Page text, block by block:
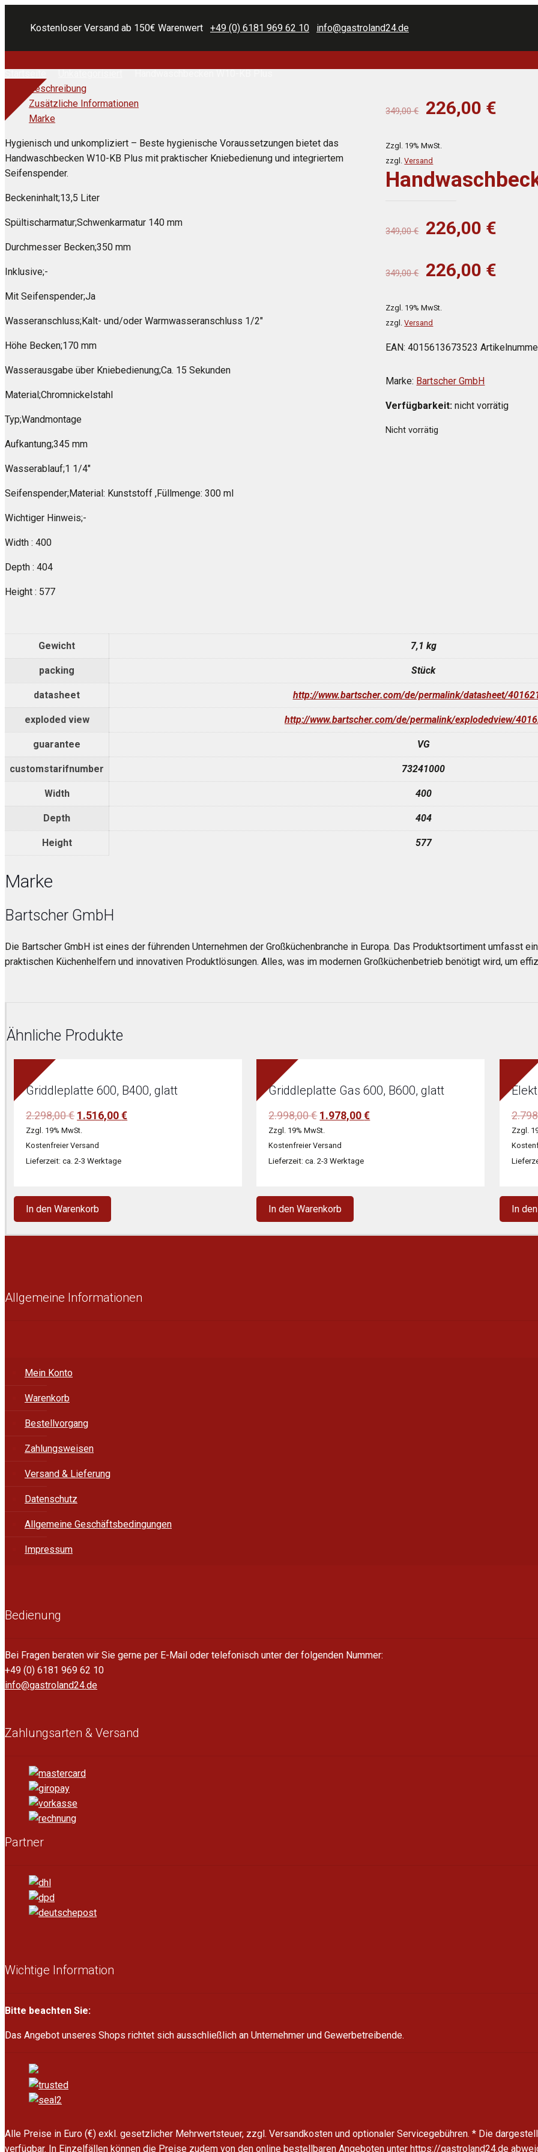
Kostenloser Versand ab 150€ Warenwert +49 (0) 6181 969 62 10 info@gastroland24.de
349,00€
Ursprünglicher
war:
349,00 €
226,00 €
Zzgl. 19% MwSt.
zzgl.Versand
349,00€
Ursprünglicher
war:
349,00 €
226,00 €
349,00€
Ursprünglicher
war:
349,00 €
226,00 €
Zzgl. 19% MwSt.
zzgl.Versand
EAN:4015613673523
Marke: Bartscher GmbH
Verfügbarkeit: nicht vorrätig
Nicht vorrätig
Beschreibung
Zusätzliche Informationen
Marke
Hygienisch und unkompliziert – Beste hygienische Voraussetzungen bietet das
Handwaschbecken W10-KB Plus mit praktischer Kniebedienung und integriertem
Seifenspender.
Beckeninhalt;13,5 Liter
Spültischarmatur;Schwenkarmatur 140 mm
Durchmesser Becken;350 mm
Inklusive;-
Mit Seifenspender;Ja
Wasseranschluss;Kalt- und/oder Warmwasseranschluss 1/2″
Höhe Becken;170 mm
Wasserausgabe über Kniebedienung;Ca. 15 Sekunden
Material;Chromnickelstahl
Typ;Wandmontage
Aufkantung;345 mm
Wasserablauf;1 1/4″
Seifenspender;Material: Kunststoff ,Füllmenge: 300 ml
Wichtiger Hinweis;-
Width : 400
Depth : 404
Height : 577
Gewicht 7,1 kg
packing Stück
datasheet http://www.bartscher.com/de/permalink/datasheet/
exploded view http://www.bartscher.com/de/permalink/explodedview/
guarantee VG
customstarifnumber 73241000
Width 400
Depth 404
Height 577
Marke
Bartscher GmbH
Die Bartscher GmbH ist eines der führenden Unternehmen der Großküchenbranche in Europa. Das Produktsortiment umfasst
praktischen Küchenhelfern und innovativen Produktlösungen. Alles, was im modernen Großküchenbetrieb benötigt wird, um
Ähnliche Produkte
Griddleplatte 600, B400, glatt
2.298,00€ Ursprünglicher
Preis
war:
2.298,00 €
1.516,00€Aktueller
Zzgl. 19% MwSt.
Kostenfreier Versand
Lieferzeit: ca. 2-3 Werktage
In den Warenkorb
Griddleplatte Gas 600, B600, glatt
2.998,00€ Ursprünglicher
Preis
war:
2.998,00 €
1.978,00€Aktueller
Zzgl. 19% MwSt.
Kostenfreier Versand
Lieferzeit: ca. 2-3 Werktage
In den Warenkorb
Zzgl.
In
Allgemeine Informationen
Mein Konto
Warenkorb
Bestellvorgang
Zahlungsweisen
Versand & Lieferung
Datenschutz
Allgemeine Geschäftsbedingungen
Impressum
Bedienung
Bei Fragen beraten wir Sie gerne per E-Mail oder telefonisch unter der folgenden Nummer:
+49 (0) 6181 969 62 10
info@gastroland24.de
Zahlungsarten & Versand
Partner
Wichtige Information
Bitte beachten Sie:
Das Angebot unseres Shops richtet sich ausschließlich an Unternehmer und Gewerbetreibende.
Alle Preise in Euro (€) exkl. gesetzlicher Mehrwertsteuer, zzgl. Versandkosten und optionaler Servicegebühren. * Die
verfügbar. In Einzelfällen können die Preise zudem von den online bestellbaren Angeboten unter https://gastroland24.de